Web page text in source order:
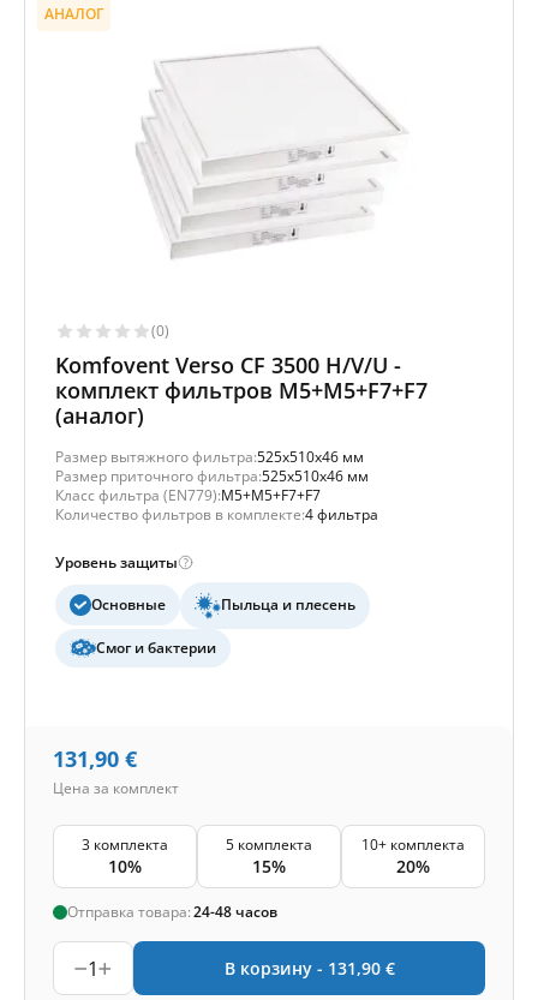
АНАЛОГ
(0)
Komfovent Verso CF 3500 H/V/U -
комплект фильтров M5+M5+F7+F7
(аналог)
Размер вытяжного фильтра:525x510x46 мм
Размер приточного фильтра:525x510x46 мм
Класс фильтра (EN779):M5+M5+F7+F7
Количество фильтров в комплекте:4 фильтра
Уровень защиты
Основные Пыльца и плесень
Смог и бактерии
131,90 €
Цена за комплект
3 комплекта
10%
5 комплекта
15%
10+ комплекта
20%
Отправка товара:24-48 часов
1 В корзину - 131,90 €